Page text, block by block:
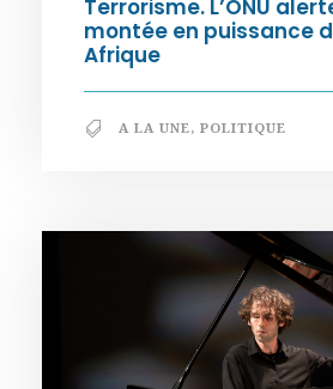
Terrorisme. L’ONU
montée en puissance
Afrique
A LA UNE, POLITIQUE